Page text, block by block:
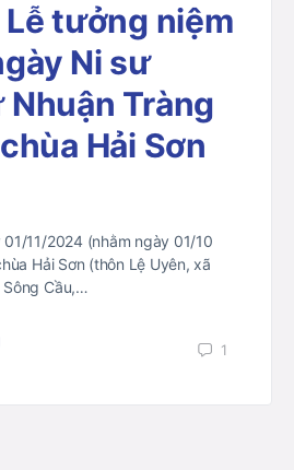
Lễ tưởng niệm
Ni sư
Tràng
Hải Sơn
11/2024 (nhằm ngày 01/10
Hải Sơn (thôn Lệ Uyên, xã
Cầu,…
1